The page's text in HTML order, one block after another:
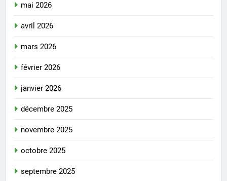
mai 2026
avril 2026
mars 2026
février 2026
janvier 2026
décembre 2025
novembre 2025
octobre 2025
septembre 2025